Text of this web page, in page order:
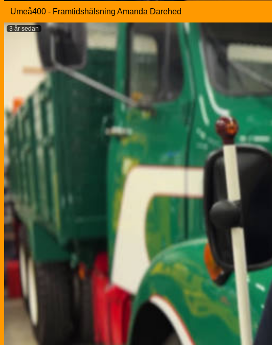
Umeå400 - Framtidshälsning Amanda Darehed
3 år sedan